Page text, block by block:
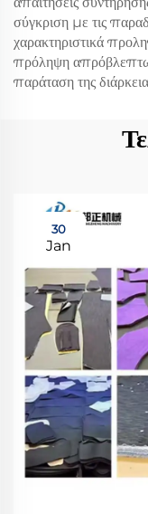
σύγκριση με τις
χαρακτηριστικά
πρόληψη
παράταση της
30
Jan